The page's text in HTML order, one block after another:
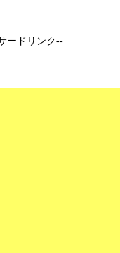
ードリンク--